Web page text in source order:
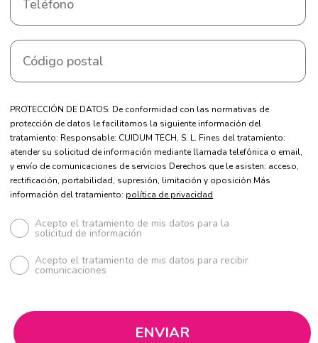
PROTECCIÓN DE DATOS: De conformidad con las normativas de
protección de datos le facilitamos la siguiente información del
tratamiento: Responsable: CUIDUM TECH, S. L. Fines del tratamiento:
atender su solicitud de información mediante llamada telefónica o email,
y envío de comunicaciones de servicios Derechos que le asisten: acceso,
rectificación, portabilidad, supresión, limitación y oposición Más
información del tratamiento: política de privacidad
Acepto el tratamiento de mis datos para la
solicitud de información
Acepto el tratamiento de mis datos para recibir
comunicaciones